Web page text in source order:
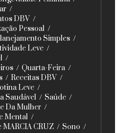
DBV
Pessoal
Simples
Leve
Quarta-Feira
Receitas DBV
Leve
Saudável
Saúde
Da Mulher
Mental
MARCIA CRUZ
Sono